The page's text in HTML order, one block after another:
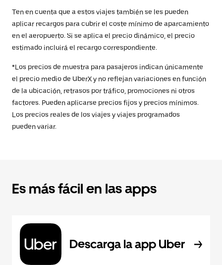
Ten en cuenta que a estos viajes también se les pueden
aplicar recargos para cubrir el coste mínimo de aparcamiento
en el aeropuerto. Si se aplica el precio dinámico, el precio
estimado incluirá el recargo correspondiente.
*Los precios de muestra para pasajeros indican únicamente
el precio medio de UberX y no reflejan variaciones en función
de la ubicación, retrasos por tráfico, promociones ni otros
factores. Pueden aplicarse precios fijos y precios mínimos.
Los precios reales de los viajes y viajes programados
pueden variar.
Es más fácil en las apps
Descarga la app Uber